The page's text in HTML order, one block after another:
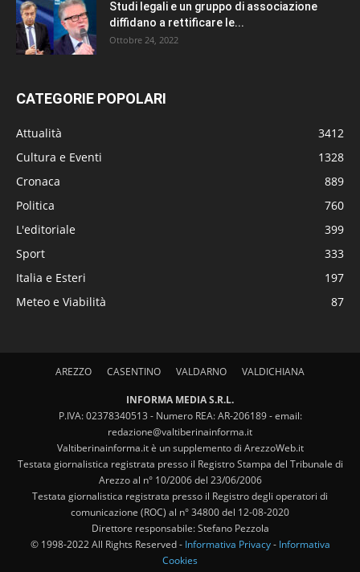
Studi legali e un gruppo di associazione
diffidano a rettificare le...
Ottobre 24, 2022
CATEGORIE POPOLARI
Attualità
3412
Cultura e Eventi
1328
Cronaca
889
Politica
760
L'editoriale
399
Sport
333
Italia e Esteri
197
Meteo e Viabilità
87
AREZZO CASENTINO VALDARNO VALDICHIANA
INFORMA MEDIA S.R.L.
P.IVA: 02378340513 - Numero REA: AR-206189 - email:
redazione@valtiberinainforma.it
Valtiberinainforma.it è un supplemento di ArezzoWeb.it
Testata giornalistica registrata presso il Registro Stampa del Tribunale di
Arezzo al n° 10/2006 del 23/06/2006
Testata giornalistica registrata presso il Registro degli operatori di
comunicazione (ROC) al n° 34800 del 12-08-2020
Direttore responsabile: Stefano Pezzola
© 1998-2022 All Rights Reserved - Informativa Privacy- Informativa
Cookies